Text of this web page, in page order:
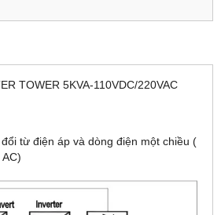
TOWER 5KVA-110VDC/220VAC
từ điện áp và dòng điện một chiều (